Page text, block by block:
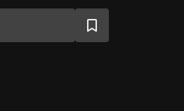
진 가련한 여자가 돼버린 마흔 살 오혜원
다. 안판석 연출, 정성주 극본.